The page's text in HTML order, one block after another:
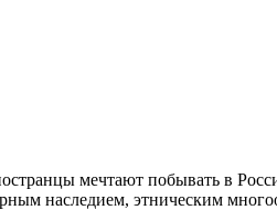
мечтают побывать в
наследием, этническим